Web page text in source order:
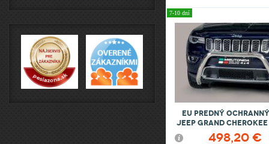
7-10 dní
EU Predný
JEEP Grand Cherokee
498,20 €